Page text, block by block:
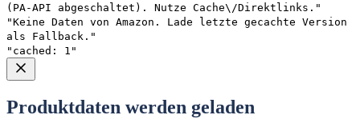
(PA-API abgeschaltet). Nutze Cache\/Direktlinks."
"Keine Daten von Amazon. Lade letzte gecachte Version
als Fallback."
"cached: 1"
Produktdaten werden geladen